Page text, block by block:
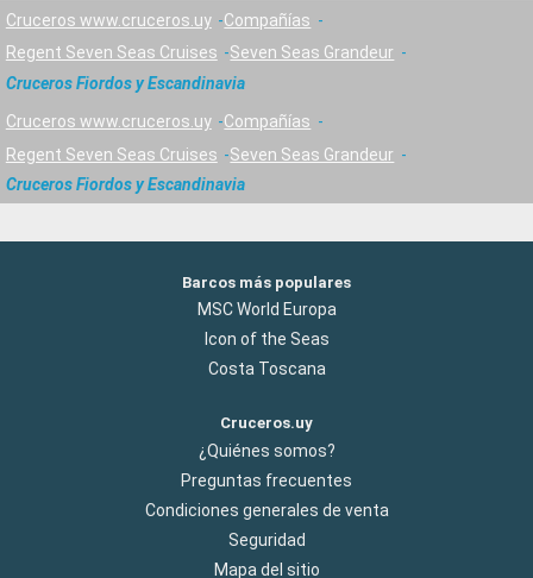
Cruceros www.cruceros.uy
Compañías
Regent Seven Seas Cruises
Seven Seas Grandeur
Cruceros Fiordos y Escandinavia
Cruceros www.cruceros.uy
Compañías
Regent Seven Seas Cruises
Seven Seas Grandeur
Cruceros Fiordos y Escandinavia
Barcos más populares
MSC World Europa
Icon of the Seas
Costa Toscana
Cruceros.uy
¿Quiénes somos?
Preguntas frecuentes
Condiciones generales de venta
Seguridad
Mapa del sitio